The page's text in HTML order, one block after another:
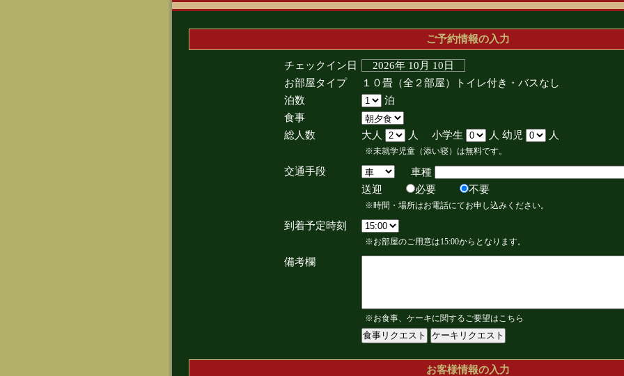
ご予約情報の入力
チェックイン日
2026年 10月 10日
お部屋タイプ
１０畳（全２部屋）トイレ付き・バスなし
泊数
泊
食事
総人数
大人 人 小学生 人 幼児 人
※未就学児童（添い寝）は無料です。
交通手段
車種
送迎
必要 不要
※時間・場所はお電話にてお申し込みください。
到着予定時刻
※お部屋のご用意は15:00からとなります。
備考欄
※お食事、ケーキに関するご要望はこちら
お客様情報の入力